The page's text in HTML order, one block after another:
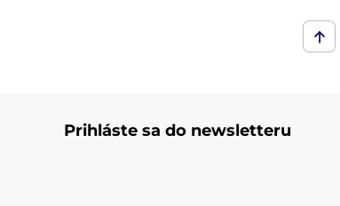
Prihláste sa do newsletteru